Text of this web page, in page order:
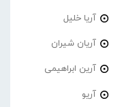
آریا خلیل
آریان شیران
آرین ابراهیمی
آریو